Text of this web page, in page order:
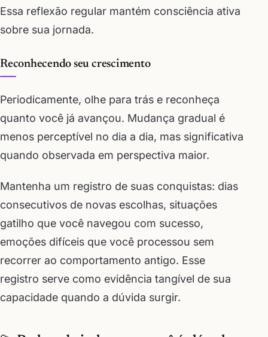
Essa reflexão regular mantém consciência ativa
sobre sua jornada.
Reconhecendo seu crescimento
Periodicamente, olhe para trás e reconheça
quanto você já avançou. Mudança gradual é
menos perceptível no dia a dia, mas significativa
quando observada em perspectiva maior.
Mantenha um registro de suas conquistas: dias
consecutivos de novas escolhas, situações
gatilho que você navegou com sucesso,
emoções difíceis que você processou sem
recorrer ao comportamento antigo. Esse
registro serve como evidência tangível de sua
capacidade quando a dúvida surgir.